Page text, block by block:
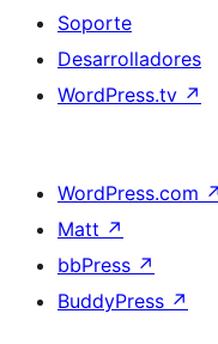
Soporte
Desarrolladores
WordPress.tv ↗
WordPress.com ↗
Matt ↗
bbPress ↗
BuddyPress ↗